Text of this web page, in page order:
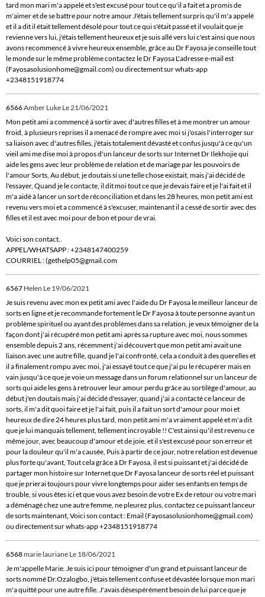
tard mon mari m'a appelé et s'est excusé pour tout ce qu'il a fait et a promis de
m'aimer et de se battre pour notre amour J'étais tellement surpris qu'il m'a appelé
et il a dit il était tellement désolé pour tout ce qui s'était passé et il voulait que je
revienne vers lui, j'étais tellement heureux et je suis allé vers lui c'est ainsi que nous
avons recommencé à vivre heureux ensemble, grâce au Dr Fayosa je conseille tout
le monde sur le même problème contactez le Dr Fayosa L'adresse e-mail est
(Fayosasolusionhome@gmail.com) ou directement sur whats-app
+2348151918774
6566Amber Luke Le 21/06/2021
Mon petit ami a commencé à sortir avec d'autres filles et à me montrer un amour
froid, à plusieurs reprises il a menacé de rompre avec moi si j'osais l'interroger sur
sa liaison avec d'autres filles, j'étais totalement dévasté et confus jusqu'à ce qu'un
vieil ami me dise moi à propos d'un lanceur de sorts sur Internet Dr Ilekhojie qui
aide les gens avec leur problème de relation et de mariage par les pouvoirs de
l'amour Sorts, Au début, je doutais si une telle chose existait, mais j'ai décidé de
l'essayer, Quand je le contacte, il dit moi tout ce que je devais faire et je l'ai fait et il
m'a aidé à lancer un sort de réconciliation et dans les 28 heures, mon petit ami est
revenu vers moi et a commencé à s'excuser, maintenant il a cessé de sortir avec des
filles et il est avec moi pour de bon et pour de vrai.
Voici son contact..
APPEL/WHATSAPP : +2348147400259
COURRIEL : (gethelp05@gmail.com
6567 Helen Le 19/06/2021
Je suis revenu avec mon ex petit ami avec l'aide du Dr Fayosa le meilleur lanceur de
sorts en ligne et je recommande fortement le Dr Fayosa à toute personne ayant un
problème spirituel ou ayant des problèmes dans sa relation, je veux témoigner de la
façon dont j'ai récupéré mon petit ami après sa rupture avec moi, nous sommes
ensemble depuis 2 ans, récemment j'ai découvert que mon petit ami avait une
liaison avec une autre fille, quand je l'ai confronté, cela a conduit à des querelles et
il a finalement rompu avec moi, j'ai essayé tout ce que j'ai pu le récupérer mais en
vain jusqu'à ce que je voie un message dans un forum relationnel sur un lanceur de
sorts qui aide les gens à retrouver leur amour perdu grâce au sortilège d'amour, au
début j'en doutais mais j'ai décidé d'essayer, quand j'ai a contacté ce lanceur de
sorts, il m'a dit quoi faire et je l'ai fait, puis il a fait un sort d'amour pour moi et
heureux de dire 24 heures plus tard, mon petit ami m'a vraiment appelé et m'a dit
que je lui manquais tellement, tellement incroyable !! C'est ainsi qu'il est revenu ce
même jour, avec beaucoup d'amour et de joie, et il s'est excusé pour son erreur et
pour la douleur qu'il m'a causée, Puis à partir de ce jour, notre relation est devenue
plus forte qu'avant, Tout cela grâce à Dr Fayosa, il est si puissant et j'ai décidé de
partager mon histoire sur Internet que Dr Fayosa lanceur de sorts réel et puissant
que je prierai toujours pour vivre longtemps pour aider ses enfants en temps de
trouble, si vous êtes ici et que vous avez besoin de votre Ex de retour ou votre mari
a déménagé chez une autre femme, ne pleurez plus, contactez ce puissant lanceur
de sorts maintenant, Voici son contact : Email (Fayosasolusionhome@gmail.com)
ou directement sur whats-app +2348151918774
6568marie lauriane Le 18/06/2021
Je m'appelle Marie. Je suis ici pour témoigner d'un grand et puissant lanceur de
sorts nommé Dr.Ozalogbo, j'étais tellement confuse et dévastée lorsque mon mari
m'a quitté pour une autre fille. J'avais désespérément besoin de lui parce que je